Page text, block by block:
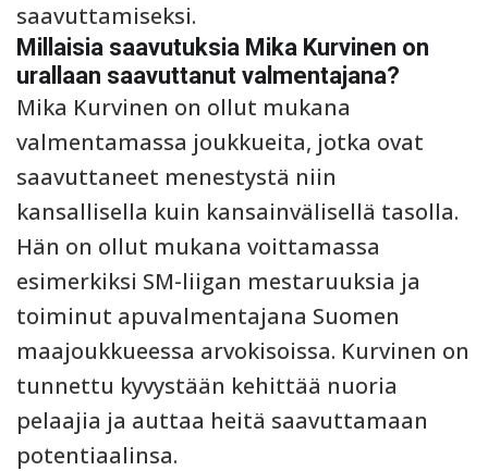
saavuttamiseksi.
Millaisia saavutuksia Mika Kurvinen on
urallaan saavuttanut valmentajana?
Mika Kurvinen on ollut mukana
valmentamassa joukkueita, jotka ovat
saavuttaneet menestystä niin
kansallisella kuin kansainvälisellä tasolla.
Hän on ollut mukana voittamassa
esimerkiksi SM-liigan mestaruuksia ja
toiminut apuvalmentajana Suomen
maajoukkueessa arvokisoissa. Kurvinen on
tunnettu kyvystään kehittää nuoria
pelaajia ja auttaa heitä saavuttamaan
potentiaalinsa.